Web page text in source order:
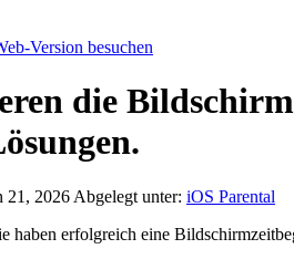
Version besuchen
die
21, 2026 Abgelegt unter: iOS Parental
haben erfolgreich eine